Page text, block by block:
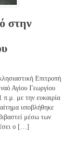
στην
Επιτροπή
Αγίου Γεωργίου
π.μ. με την ευκαιρία
υποβλήθηκε
μέσω των
ο […]